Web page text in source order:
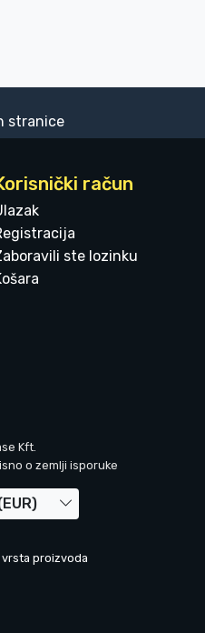
stranice
račun
ste lozinku
Kft.
o zemlji isporuke
vrsta proizvoda